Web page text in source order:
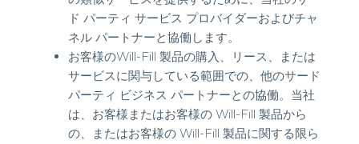
ド パーティ サービス プロバイダーおよびチャ
ネル パートナーと協働します。
お客様のWill-Fill 製品の購入、リース、または
サービスに関与している範囲での、他のサード
パーティ ビジネス パートナーとの協働。当社
は、お客様またはお客様の Will-Fill 製品から
の、またはお客様の Will-Fill 製品に関する限ら